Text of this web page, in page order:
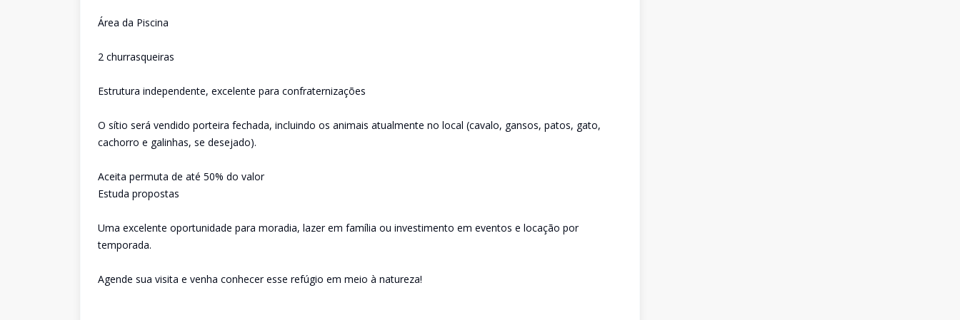
Área da Piscina
2 churrasqueiras
Estrutura independente, excelente para confraternizações
O sítio será vendido porteira fechada, incluindo os animais atualmente no local (cavalo, gansos, patos, gato,
cachorro e galinhas, se desejado).
Aceita permuta de até 50% do valor
Estuda propostas
Uma excelente oportunidade para moradia, lazer em família ou investimento em eventos e locação por
temporada.
Agende sua visita e venha conhecer esse refúgio em meio à natureza!